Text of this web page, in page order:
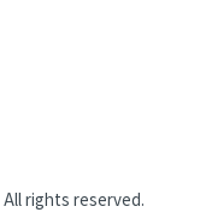
All rights reserved.